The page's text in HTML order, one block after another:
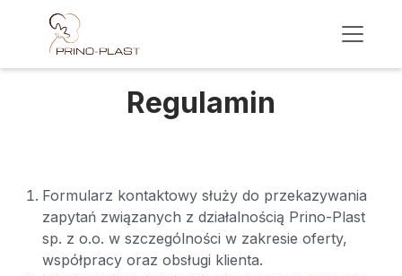
Skip to Content
Regulamin
Formularz kontaktowy służy do przekazywania
zapytań związanych z działalnością Prino-Plast
sp. z o.o. w szczególności w zakresie oferty,
współpracy oraz obsługi klienta.